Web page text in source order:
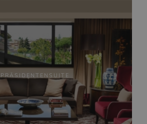
PRÄSIDENTENSUITE